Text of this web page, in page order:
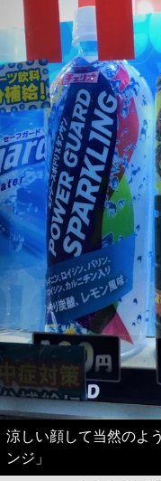
涼しい顔して当然のよ
ンジ」